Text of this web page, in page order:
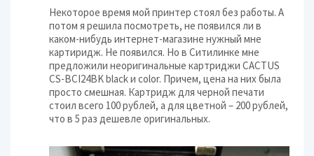
Некоторое время мой принтер стоял без работы. А
потом я решила посмотреть, не появился ли в
каком-нибудь интернет-магазине нужный мне
картиридж. Не появился. Но в Ситилинке мне
предложили неоригинальные картриджи CACTUS
CS-BCI24BK black и color. Причем, цена на них была
просто смешная. Картридж для черной печати
стоил всего 100 рублей, а для цветной – 200 рублей,
что в 5 раз дешевле оригинальных.